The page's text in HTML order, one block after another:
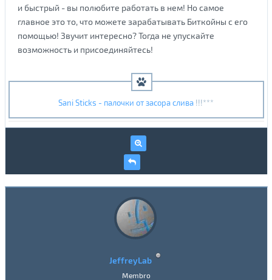
и быстрый - вы полюбите работать в нем! Но самое
главное это то, что можете зарабатывать Биткойны с его
помощью! Звучит интересно? Тогда не упускайте
возможность и присоединяйтесь!
Sani Sticks - палочки от засора слива !!!***
JeffreyLab
Membro